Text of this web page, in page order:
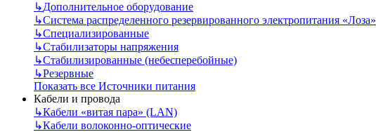
↳Дополнительное оборудование
↳Система распределенного резервированного электропитания «Лоза»
↳Специализированные
↳Стабилизаторы напряжения
↳Стабилизированные (небесперебойные)
↳Резервные
Показать все Источники питания
Кабели и провода
↳Кабели «витая пара» (LAN)
↳Кабели волоконно-оптические